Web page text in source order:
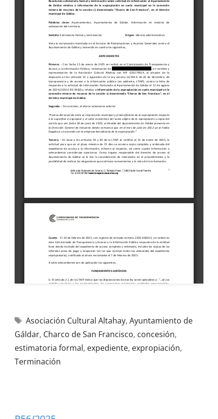
Asociación Cultural Altahay, Ayuntamiento de
Gáldar, Charco de San Francisco, concesión,
estimatoria formal, expediente, expropiación,
Terminación